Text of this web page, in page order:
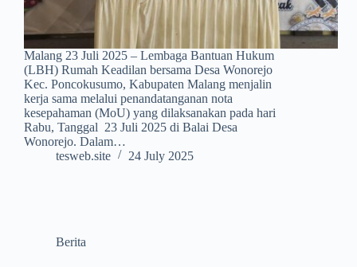
Malang 23 Juli 2025 – Lembaga Bantuan Hukum
(LBH) Rumah Keadilan bersama Desa Wonorejo
Kec. Poncokusumo, Kabupaten Malang menjalin
kerja sama melalui penandatanganan nota
kesepahaman (MoU) yang dilaksanakan pada hari
Rabu, Tanggal 23 Juli 2025 di Balai Desa
Wonorejo. Dalam…
tesweb.site
24 July 2025
Berita